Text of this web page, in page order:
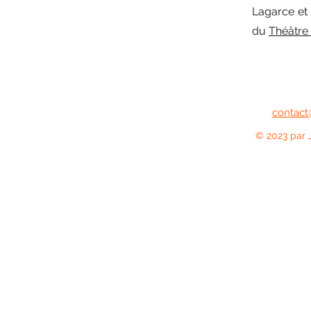
Lagarce et
du Théâtre
© 2023 par